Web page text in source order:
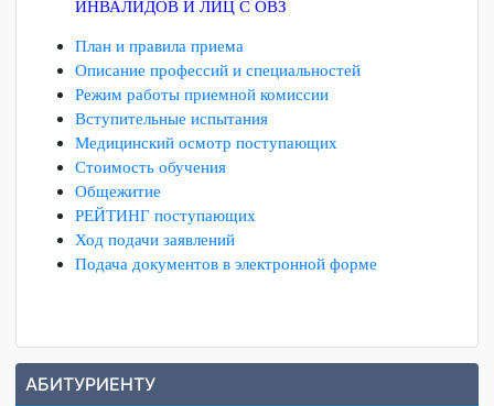
НОРМАТИВНЫЕ ПРАВОВЫЕ, ЛОКАЛЬНЫЕ
АКТЫ, НЕОБХОДИМЫЕ ДЛЯ ОРГАНИЗАЦИИ
РАБОТЫ ПРИЕМНОЙ КОМИССИИ
ГОРЯЧАЯ ЛИНИЯ ПО ВОПРОСАМ ПРИЕМА
ИНВАЛИДОВ И ЛИЦ С ОВЗ
План и правила приема
Описание профессий и специальностей
Режим работы приемной комиссии
Вступительные испытания
Медицинский осмотр поступающих
Ход подачи заявлений
Подача документов в электронной форме